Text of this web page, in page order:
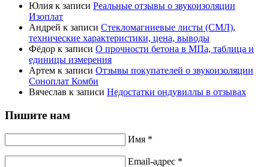
Юлия к записи Реальные отзывы о звукоизоляции
Изоплат
Андрей к записи Стекломагниевые листы (СМЛ),
технические характеристики, цена, выводы
Фёдор к записи О прочности бетона в МПа, таблица и
единицы измерения
Артем к записи Отзывы покупателей о звукоизоляции
Соноплат Комби
Вячеслав к записи Недостатки ондувиллы в отзывах
Пишите нам
Имя *
Email-адрес *